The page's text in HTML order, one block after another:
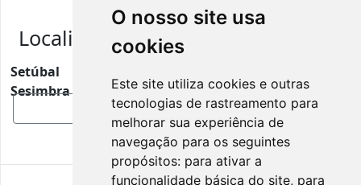
O nosso site usa
cookies
Este site utiliza cookies e outras
tecnologias de rastreamento para
melhorar sua experiência de
navegação para os seguintes
propósitos: para ativar a
funcionalidade básica do site, para
Localização
Setúbal
Sesimbra Portugal, Sesimbra, Portugal, 2970-773